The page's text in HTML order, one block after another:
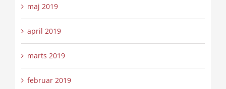
maj 2019
april 2019
marts 2019
februar 2019